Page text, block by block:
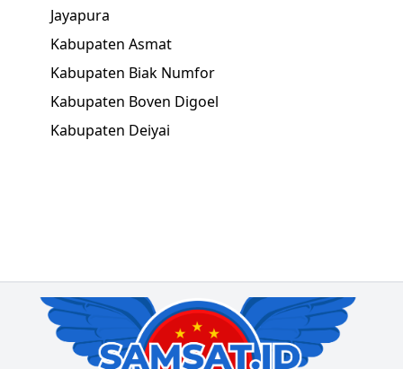
Jayapura
Kabupaten Asmat
Kabupaten Biak Numfor
Kabupaten Boven Digoel
Kabupaten Deiyai